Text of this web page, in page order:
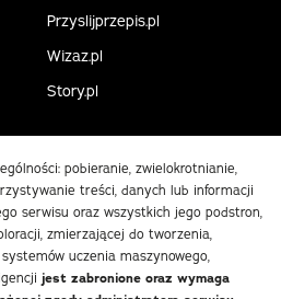
Przyslijprzepis.pl
Wizaz.pl
Story.pl
pobieranie, zwielokrotnianie,
treści, danych lub informacji
serwisu oraz wszystkich jego podstron,
zmierzającej do tworzenia,
uczenia maszynowego,
jest zabronione oraz wymaga